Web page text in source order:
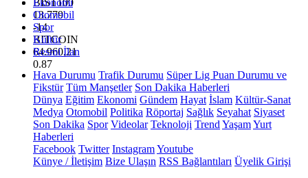
BİST100
13.779
-14
BITCOIN
64.960,21
0.87
Ekonomi
Otomobil
Spor
Kültür
Resmi İlan
Hava Durumu Trafik Durumu Süper Lig Puan Durumu ve
Fikstür Tüm Manşetler Son Dakika Haberleri
Dünya Eğitim Ekonomi Gündem Hayat İslam Kültür-Sanat
Medya Otomobil Politika Röportaj Sağlık Seyahat Siyaset
Son Dakika Spor Videolar Teknoloji Trend YaşamYurt
Haberleri
Facebook Twitter InstagramYoutube
Künye / İletişim Bize Ulaşın RSS Bağlantıları Üyelik Girişi